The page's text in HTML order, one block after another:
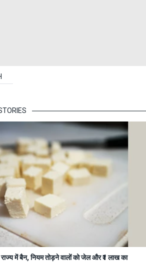
राज्य में बैन, नियम तोड़ने वालों को जेल और ₹1 लाख का